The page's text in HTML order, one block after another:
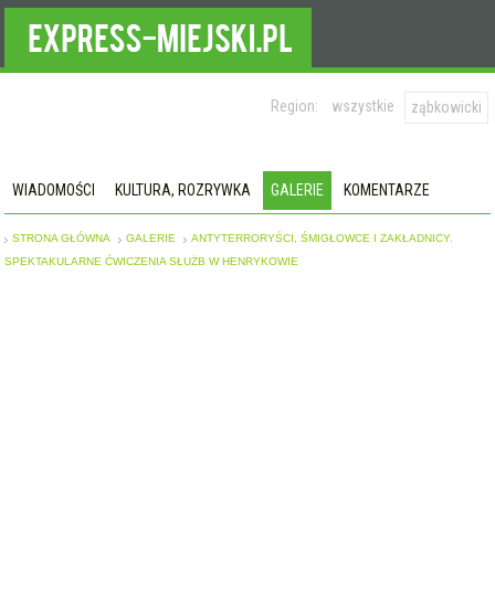
Region: wszystkie ząbkowicki
WIADOMOŚCI KULTURA, ROZRYWKA GALERIE KOMENTARZE
STRONA GŁÓWNA GALERIE
ANTYTERRORYŚCI, ŚMIGŁOWCE I ZAKŁADNICY.
SPEKTAKULARNE ĆWICZENIA SŁUŻB W HENRYKOWIE